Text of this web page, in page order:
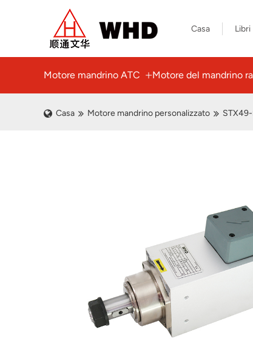
Casa Libri
Motore mandrino ATC Motore del mandrino
Casa Motore mandrino personalizzato